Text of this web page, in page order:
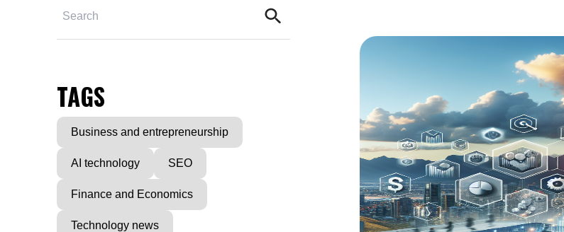
TAGS
Business and entrepreneurship
AI technology SEO
Finance and Economics
Technology news